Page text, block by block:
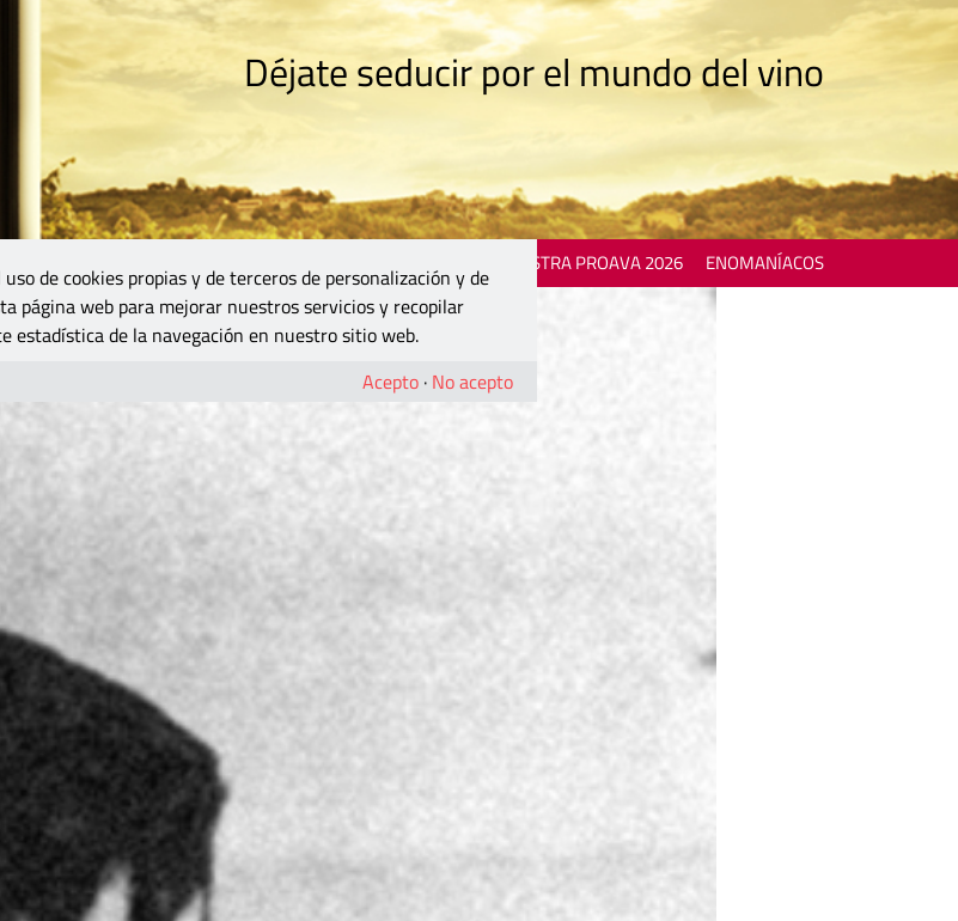
Déjate seducir por el mundo del vino
MOSTRA PROAVA 2026 ENOMANÍACOS
de cookies propias y de terceros de personalización y de
página web para mejorar nuestros servicios y recopilar
estadística de la navegación en nuestro sitio web.
Acepto · No acepto